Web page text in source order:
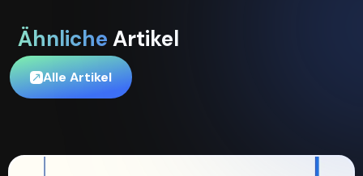
Ähnliche Artikel
Alle Artikel